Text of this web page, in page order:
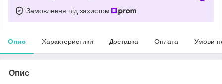
Замовлення під захистом
Опис Характеристики Доставка Оплата Умови
Опис